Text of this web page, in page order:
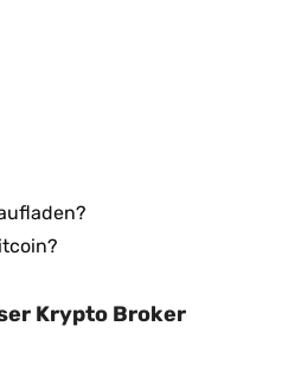
Krypto Broker